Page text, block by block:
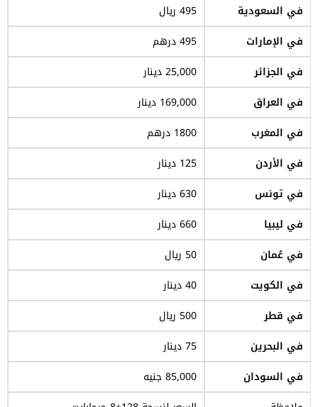
في السعودية
495 ريال
في الإمارات
495 درهم
في الجزائر
25,000 دينار
في العراق
169,000 دينار
في المغرب
1800 درهم
في الأردن
125 دينار
في تونس
630 دينار
في ليبيا
660 دينار
في عُمان
50 ريال
في الكويت
40 دينار
في قطر
500 ريال
في البحرين
75 دينار
في السودان
85,000 جنيه